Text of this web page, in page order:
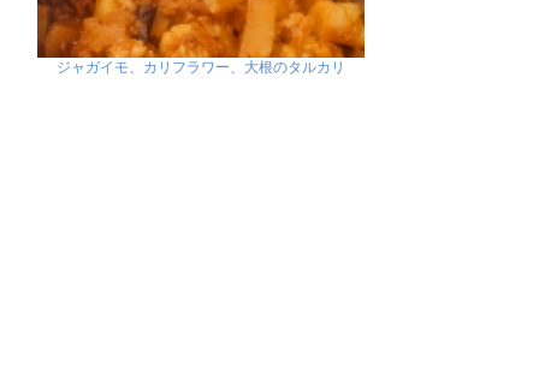
ジャガイモ、カリフラワー、大根のタルカリ